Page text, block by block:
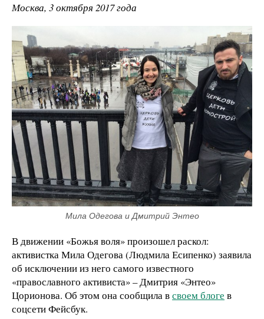
Москва, 3 октября 2017 года
Мила Одегова и Дмитрий Энтео
В движении «Божья воля» произошел раскол:
активистка Мила Одегова (Людмила Есипенко) заявила
об исключении из него самого известного
«православного активиста» – Дмитрия «Энтео»
Цорионова. Об этом она сообщила всвоем блоге в
соцсети Фейсбук.